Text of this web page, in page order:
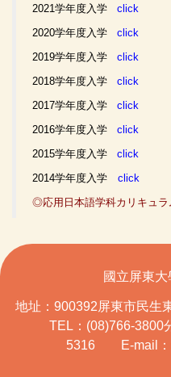
2021学年度入学 click
2020学年度入学 click
2019学年度入学 click
2018学年度入学 click
2017学年度入学 click
2016学年度入学 click
2015学年度入学 click
2014学年度入学
click
◎応用日本語学科カリキュ
國立屏東
地址：900392屏東市民生
TEL：(08)766-3800
5316 E-mail：